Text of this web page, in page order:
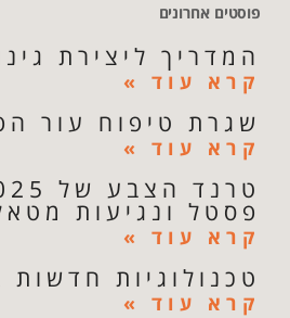
פוסטים אחרונים
המדריך ליצירת
קרא עוד »
שגרת טיפוח עור
קרא עוד »
פסטל ונגיעות
קרא עוד »
טכנולוגיות חדשות
קרא עוד »